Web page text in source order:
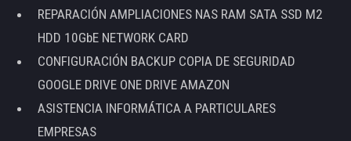
REPARACIÓN AMPLIACIONES NAS RAM SATA SSD M2
HDD 10GbE NETWORK CARD
CONFIGURACIÓN BACKUP COPIA DE SEGURIDAD
GOOGLE DRIVE ONE DRIVE AMAZON
ASISTENCIA INFORMÁTICA A PARTICULARES
EMPRESAS